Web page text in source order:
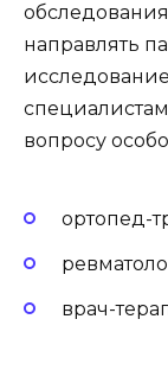
направлять
вопросу
ортопед-
врач-